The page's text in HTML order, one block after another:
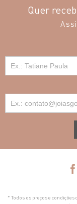
Quer
* Todos os preços e